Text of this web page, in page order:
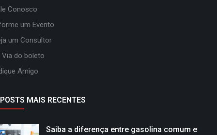
Conosco
um Evento
um Consultor
Via do boleto
Amigo
POSTS MAIS RECENTES
Saiba a diferença entre gasolina comum e